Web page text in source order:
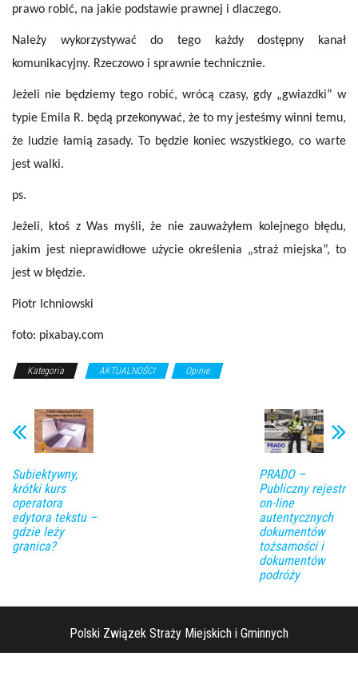
prawo robić, na jakie podstawie prawnej i dlaczego.
Należy wykorzystywać do tego każdy dostępny kanał
komunikacyjny. Rzeczowo i sprawnie technicznie.
Jeżeli nie będziemy tego robić, wrócą czasy, gdy „gwiazdki” w
typie Emila R. będą przekonywać, że to my jesteśmy winni temu,
że ludzie łamią zasady. To będzie koniec wszystkiego, co warte
jest walki.
ps.
Jeżeli, ktoś z Was myśli, że nie zauważyłem kolejnego błędu,
jakim jest nieprawidłowe użycie określenia „straż miejska”, to
jest w błędzie.
Piotr Ichniowski
foto: pixabay.com
Kategoria AKTUALNOŚCI Opinie
Subiektywny,
krótki kurs
operatora
edytora tekstu –
gdzie leży
granica?
PRADO –
Publiczny rejestr
on-line
autentycznych
dokumentów
tożsamości i
dokumentów
podróży
Polski Związek Straży Miejskich i Gminnych